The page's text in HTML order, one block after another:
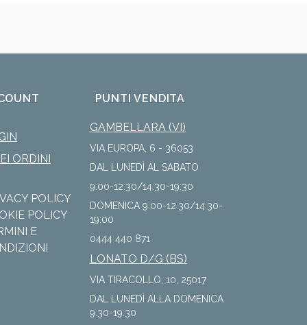
ORDINI
POLICY
POLICY
E
PUNTI VENDITA
GAMBELLARA (VI)
VIA EUROPA, 6 - 36053
DAL LUNEDÌ AL SABATO
9:00-12:30/14:30-19:30
DOMENICA 9:00-12:30/14:30-
19:00
0444 440 871
LONATO D/G (BS)
VIA TIRACOLLO, 10, 25017
DAL LUNEDÌ ALLA DOMENICA
9:30-19:30